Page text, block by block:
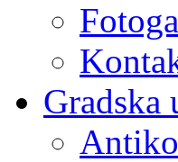
Gradska